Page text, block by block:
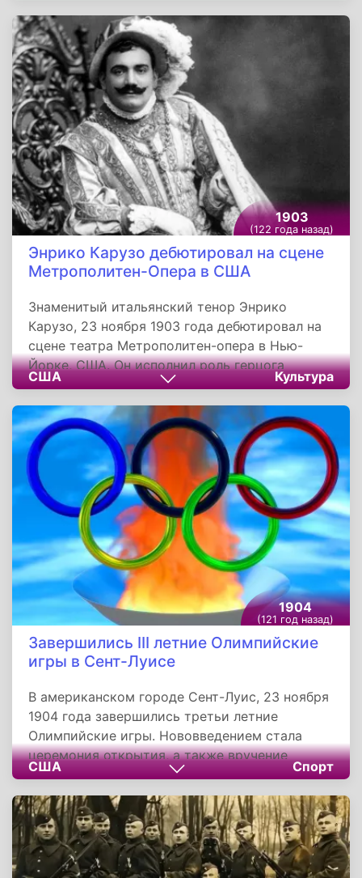
Дмитрия Ивановича Менделеева. Во время
голосования ученый получил по девять
голосов «за» и «против». Такое решение
вызвало большой общественный резонанс, в
газетах начали размещать просты. Научные
круги, также встали на сторону Менделеева. В
этом же году 14 научных обществ и учебных
заведений России избрали его своим
почетным членом.
1903
(122 года назад)
Энрико Карузо дебютировал на сцене
Метрополитен-Опера в США
Знаменитый итальянский тенор Энрико
Карузо, 23 ноября 1903 года дебютировал на
сцене театра Метрополитен-опера в Нью-
Йорке, США. Он исполнил роль герцога
Мантуанского в опере «Риголетто». В США
Карузо работал в течение 18 сезонов, до 1920
года. За это время исполнитель
появился на сцене более 600 раз в 37
различных операх. Энрико отличался
высочайшей исполнительской культурой,
обладал уникальным голосом и гигантской
силой эмоционального воздействия.
США Культура
1904
(121 год назад)
Завершились III летние Олимпийские
игры в Сент-Луисе
В американском городе Сент-Луис, 23 ноября
1904 года завершились третьи летние
Олимпийские игры. Нововведением стала
церемония открытия, а также вручение
золотых, серебряных и бронзовых наград
трем лучшим спортсменам в каждой из
дисциплин. По итогам игр первое место в
неофициальном командном зачете заняли
спортсмены из США, завоевав 78 золотых
медалей. По четыре золотых медали выиграли
США Спорт